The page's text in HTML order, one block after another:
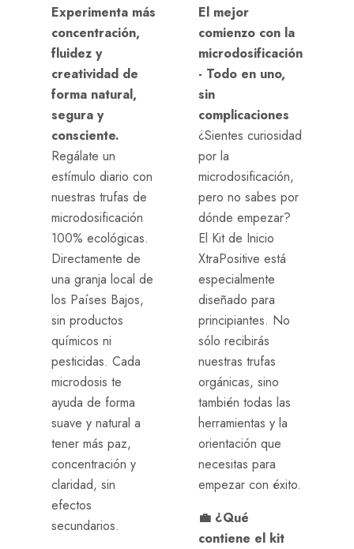
Experimenta más
concentración,
fluidez y
creatividad de
forma natural,
segura y
consciente.
Regálate un
estímulo diario con
nuestras trufas de
microdosificación
100% ecológicas.
Directamente de
una granja local de
los Países Bajos,
sin productos
químicos ni
pesticidas. Cada
microdosis te
ayuda de forma
suave y natural a
tener más paz,
concentración y
claridad, sin
efectos
secundarios.
El mejor
comienzo con la
microdosificación
- Todo en uno,
sin
complicaciones
¿Sientes curiosidad
por la
microdosificación,
pero no sabes por
dónde empezar?
El Kit de Inicio
XtraPositive está
especialmente
diseñado para
principiantes. No
sólo recibirás
nuestras trufas
orgánicas, sino
también todas las
herramientas y la
orientación que
necesitas para
empezar con éxito.
💼 ¿Qué
contiene el kit